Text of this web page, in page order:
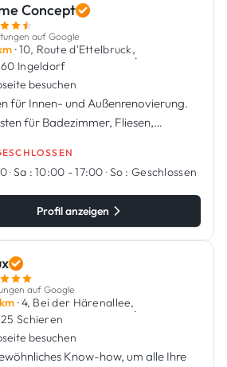
Concept
auf Google
· 10, Route d'Ettelbruck,
Ingeldorf
·
besuchen
für Innen- und Außenrenovierung.
für Badezimmer, Fliesen,
·Sa : 10:00 - 17:00·So : Geschlossen
Profil anzeigen
auf Google
· 4, Bei der Härenallee,
Schieren
·
besuchen
Know-how, um alle Ihre